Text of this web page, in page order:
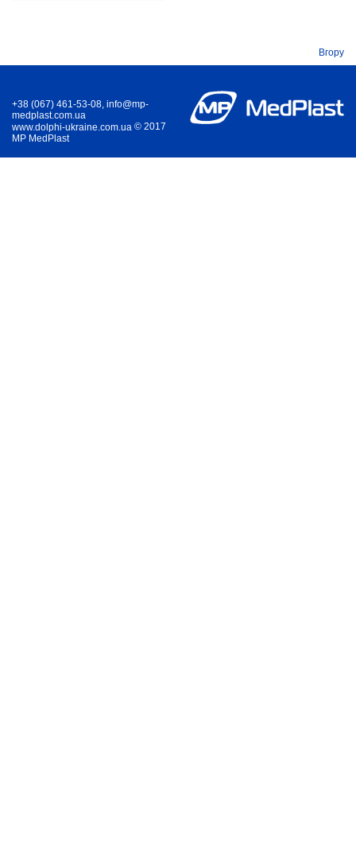
+38 (067) 461-53-08, info@mp-
medplast.com.ua
www.dolphi-ukraine.com.ua © 2017
MP MedPlast
Вгору